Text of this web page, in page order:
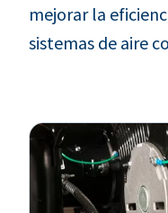
mejorar la
sistemas de aire